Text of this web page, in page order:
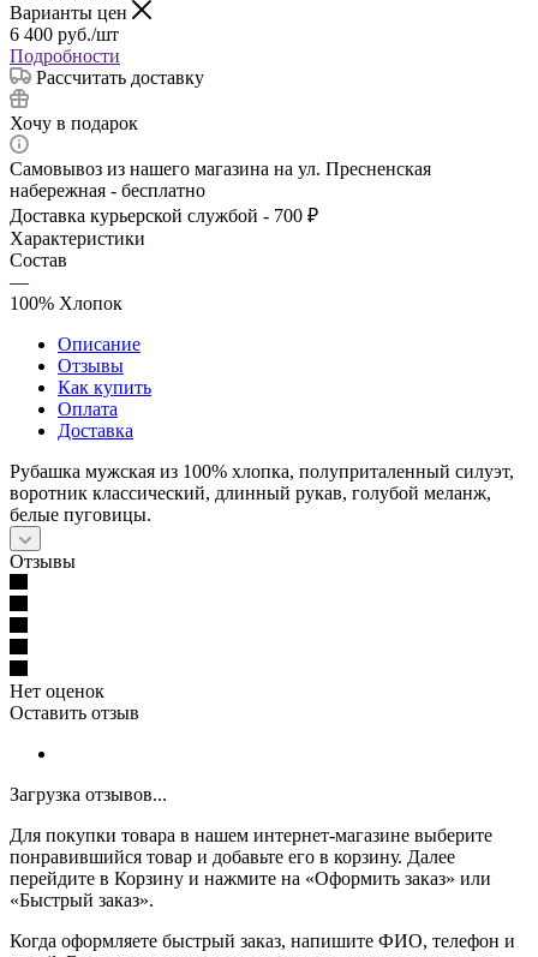
Варианты цен
6 400 руб./шт
Подробности
Рассчитать доставку
Хочу в подарок
Самовывоз из нашего магазина на ул. Пресненская
набережная - бесплатно
Доставка курьерской службой - 700 ₽
Характеристики
Состав
—
100% Хлопок
Описание
Отзывы
Как купить
Оплата
Доставка
Рубашка мужская из 100% хлопка, полуприталенный силуэт,
воротник классический, длинный рукав, голубой меланж,
белые пуговицы.
Отзывы
Нет оценок
Оставить отзыв
Загрузка отзывов...
Для покупки товара в нашем интернет-магазине выберите
понравившийся товар и добавьте его в корзину. Далее
перейдите в Корзину и нажмите на «Оформить заказ» или
«Быстрый заказ».
Когда оформляете быстрый заказ, напишите ФИО, телефон и